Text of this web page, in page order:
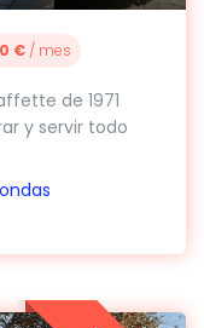
€ / mes
de 1971
y servir todo